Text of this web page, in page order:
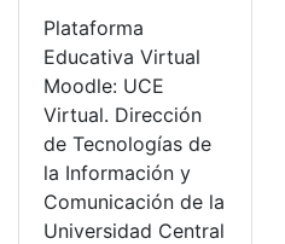
Plataforma
Educativa Virtual
Moodle: UCE
Virtual. Dirección
de Tecnologías de
la Información y
Comunicación de la
Universidad Central